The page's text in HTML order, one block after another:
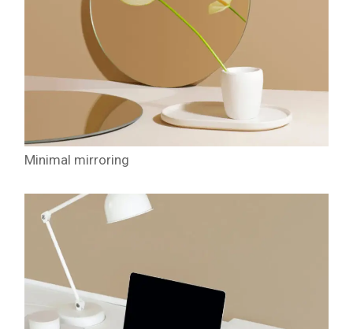
Minimal mirroring